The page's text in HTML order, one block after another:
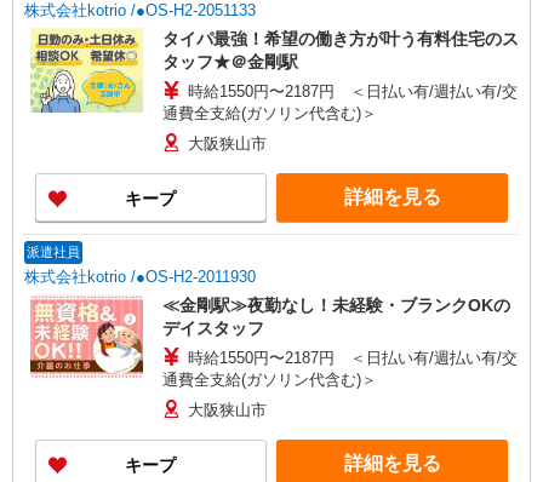
株式会社kotrio /●OS-H2-2051133
タイパ最強！希望の働き方が叶う有料住宅のス
タッフ★＠金剛駅
時給1550円〜2187円 ＜日払い有/週払い有/交
通費全支給(ガソリン代含む)＞
大阪狭山市
キープ 詳細を見る
派遣社員
株式会社kotrio /●OS-H2-2011930
≪金剛駅≫夜勤なし！未経験・ブランクOKの
デイスタッフ
時給1550円〜2187円 ＜日払い有/週払い有/交
通費全支給(ガソリン代含む)＞
大阪狭山市
キープ 詳細を見る